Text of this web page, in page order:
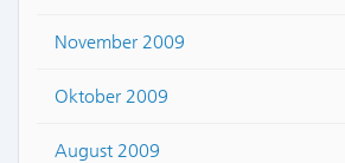
November 2009
Oktober 2009
August 2009